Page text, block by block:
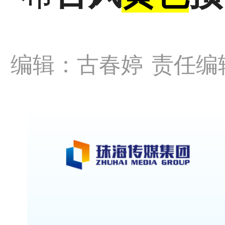
编辑：古春婷 责任编